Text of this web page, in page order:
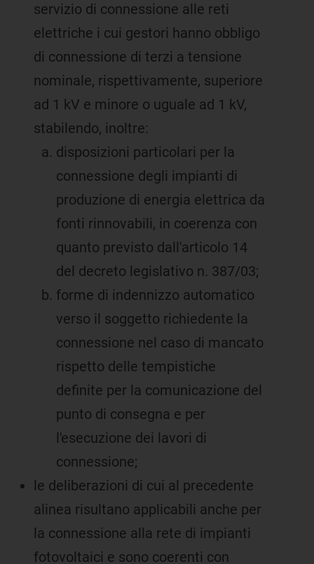
servizio di connessione alle reti
elettriche i cui gestori hanno obbligo
di connessione di terzi a tensione
nominale, rispettivamente, superiore
ad 1 kV e minore o uguale ad 1 kV,
stabilendo, inoltre:
disposizioni particolari per la
connessione degli impianti di
produzione di energia elettrica da
fonti rinnovabili, in coerenza con
quanto previsto dall'articolo 14
del decreto legislativo n. 387/03;
forme di indennizzo automatico
verso il soggetto richiedente la
connessione nel caso di mancato
rispetto delle tempistiche
definite per la comunicazione del
punto di consegna e per
l'esecuzione dei lavori di
connessione;
le deliberazioni di cui al precedente
alinea risultano applicabili anche per
la connessione alla rete di impianti
fotovoltaici e sono coerenti con